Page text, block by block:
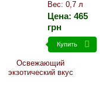
Вес: 0,7 л
Цена: 465
грн
Купить
Освежающий
экзотический вкус